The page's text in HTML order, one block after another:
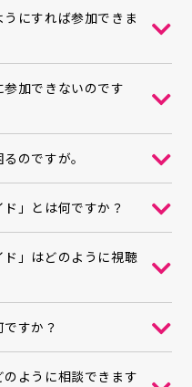
うにすれば参加できま
参加できないのです
のですが。
ド」とは何ですか？
ド」はどのように視聴
ですか？
のように相談できます